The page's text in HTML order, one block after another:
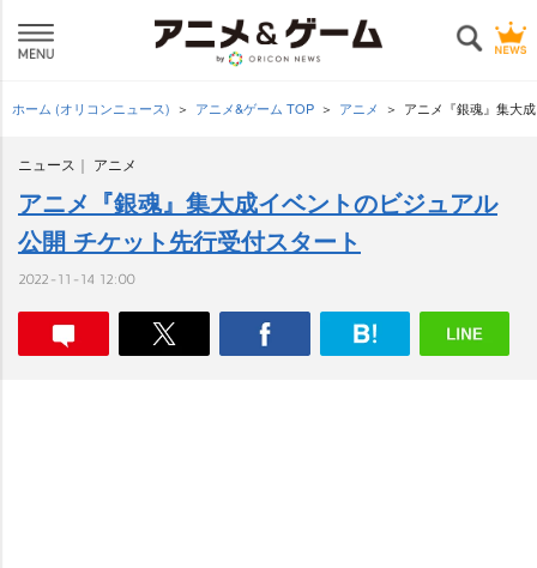
ホーム (オリコンニュース) アニメ&ゲーム TOP アニメ アニメ『銀魂』集大
ニュース アニメ
アニメ『銀魂』集大成イベントのビジュアル
公開 チケット先行受付スタート
2022-11-14 12:00